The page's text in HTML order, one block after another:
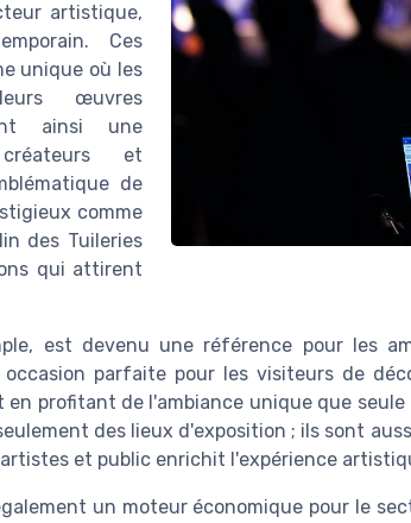
artistique,
Ces
unique où les
œuvres
ainsi une
et
de
comme
des Tuileries
qui attirent
est devenu une référence pour les
parfaite pour les visiteurs de
profitant de l'ambiance unique que seule
des lieux d'exposition ; ils sont
et public enrichit l'expérience
un moteur économique pour le